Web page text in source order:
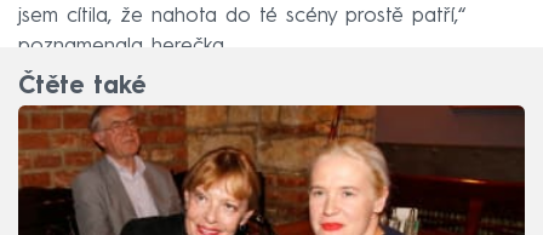
jsem cítila, že nahota do té scény prostě patří,“
poznamenala herečka.
Čtěte také